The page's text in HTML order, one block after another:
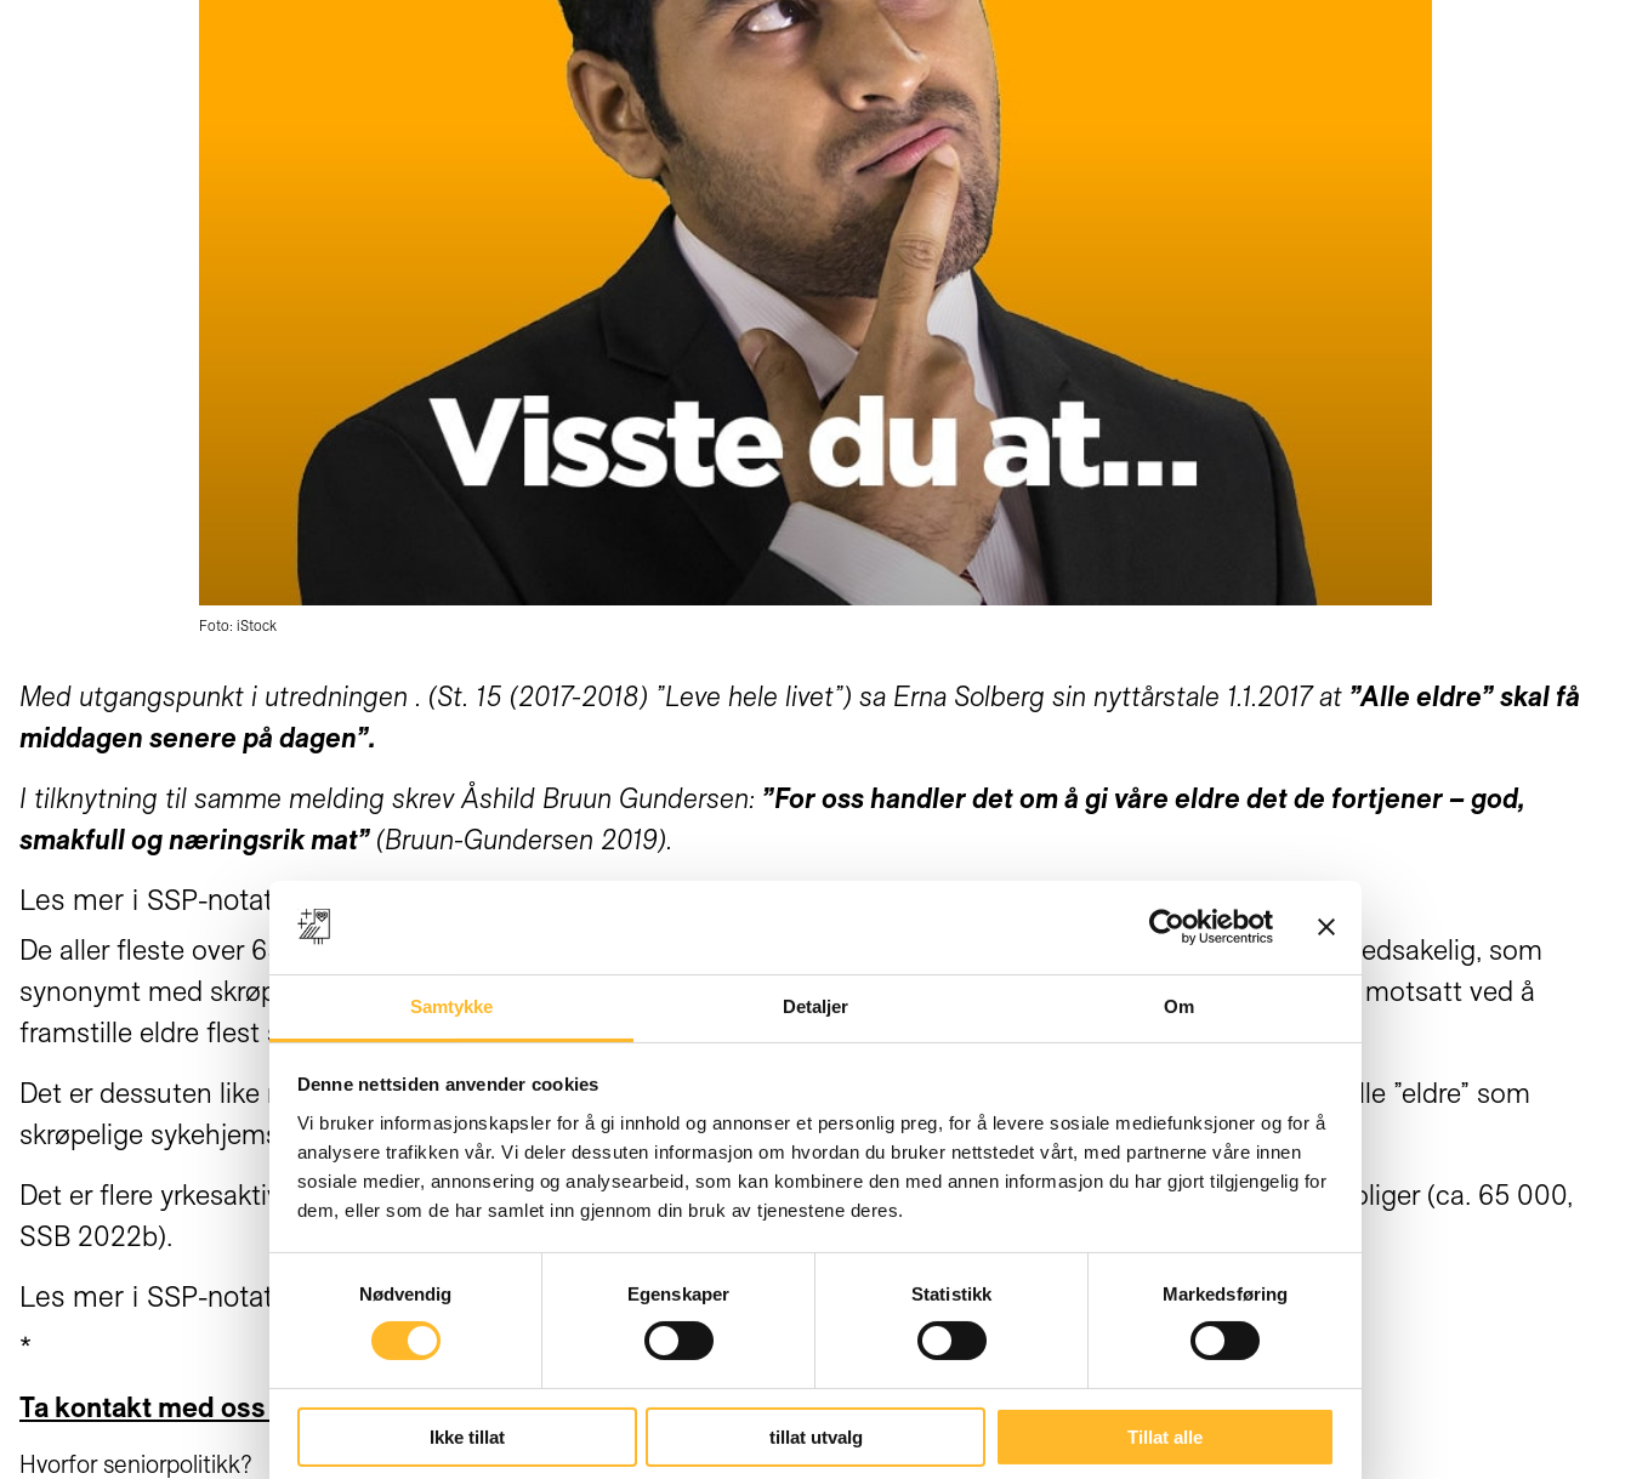
Samtykke Detaljer Om
Denne nettsiden anvender cookies
Vi bruker informasjonskapsler for å gi innhold og annonser et personlig preg, for å levere sosiale mediefunksjoner og for å
analysere trafikken vår. Vi deler dessuten informasjon om hvordan du bruker nettstedet vårt, med partnerne våre innen
sosiale medier, annonsering og analysearbeid, som kan kombinere den med annen informasjon du har gjort tilgjengelig for
dem, eller som de har samlet inn gjennom din bruk av tjenestene deres.
Nødvendig
Egenskaper Statistikk Markedsføring
Ikke tillat tillat utvalg Tillat alle
Foto: iStock
Med utgangspunkt i utredningen . (St. 15 (2017-2018) ”Leve hele livet”) sa Erna Solberg sin nyttårstale 1.1.2017 at ”Alle eldre” skal få
middagen senere på dagen”.
I tilknytning til samme melding skrev Åshild Bruun Gundersen: ”For oss handler det om å gi våre eldre det de fortjener – god,
smakfull og næringsrik mat” (Bruun-Gundersen 2019).
Les mer i SSP-notat nr 7 her!
De aller fleste over 65 år greier imidlertid godt å ordne med mat på egen hånd. ”Eldre” brukes ofte, kanskje hovedsakelig, som
synonymt med skrøpelige og hjelpetrengende, og selv om man vil det beste for eldre mennesker, kan det virke motsatt ved å
framstille eldre flest som passive og hjelpetrengende.
Det er dessuten like riktig eller like galt å framstille ”eldre” flest som spreke og yrkesaktive, som det er å framstille ”eldre” som
skrøpelige sykehjemsboere.
Det er flere yrkesaktive i alderen over 65 år (over 115 000, SSB 2022a) enn det er beboere i sykehjem og pleieboliger (ca. 65 000,
SSB 2022b).
Les mer i SSP-notat nr 7 her!
*
Ta kontakt med oss her!
Hvorfor seniorpolitikk?